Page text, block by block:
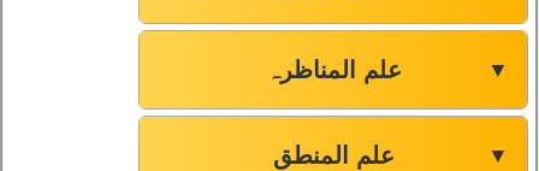
علم المناظرہ ▼
علم المنطق ▼